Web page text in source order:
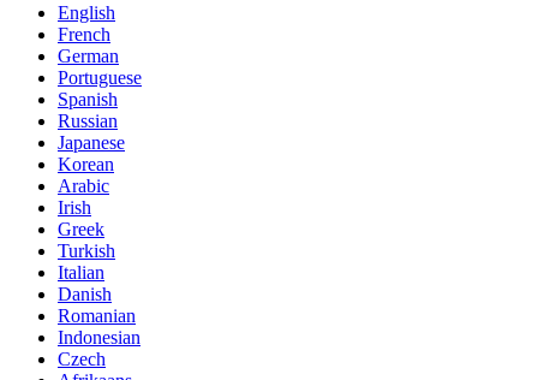
English
French
German
Portuguese
Spanish
Russian
Japanese
Korean
Arabic
Irish
Greek
Turkish
Italian
Danish
Romanian
Indonesian
Czech